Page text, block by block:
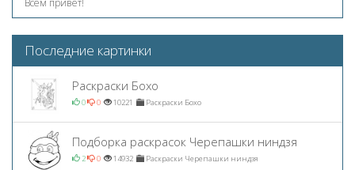
Последние картинки
Раскраски Бохо
0 0 10221 Раскраски Бохо
Подборка раскрасок Черепашки ниндзя
2 0 14932 Раскраски Черепашки ниндзя